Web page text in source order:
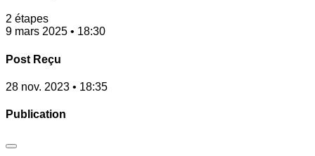
2 étapes
9 mars 2025 • 18:30
Post Reçu
28 nov. 2023 • 18:35
Publication